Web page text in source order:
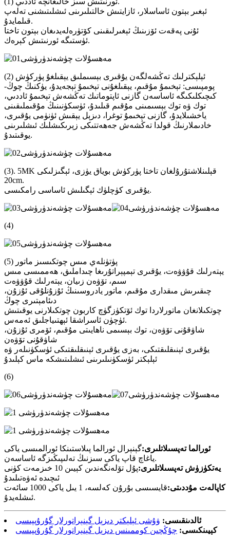
ئېغىر بېتون ئاساسلار، ئازايتىش خالتىلىرىنى ئىشلىتىشنى تەلەپ
قىلمايدۇ.
ئۇنى پەقەت ئۆزىنىڭ ئېغىرلىقىنى كۆتۈرەلەيدىغان بېتون تاختا
ئۈستىگە ئورنىتىش كېرەك.
(2) ئېلېكترلىك تەڭشەلگەن يۇقىرى بېسىملىق يېقىلغۇ پۈركۈش
پومپىسى: تېخىمۇ مۇقىم، يېقىلغۇنى تېخىمۇ تېجەيدۇ، يۈكنىڭ چوڭ-
كىچىكلىكىگە ئاساسەن گازنى ئاپتوماتىك تەڭشەش تېخىمۇ ئاددىي،
توك ۋە توك بېسىمىنى مۇقىم قىلىدۇ، ئۈسكۈنىنىڭ مۇقىملىقىنى
ياخشىلايدۇ، گازنى تېخىمۇ توغرا، دىزېل يېقىش ئۈنۈمى يۇقىرى،
خادىملارنىڭ قولدا تەڭشەش جەھەتتىكى زېرىكىشلىك ئىشلىرىنى
يوقىتىدۇ.
(3). 5MK قېلىنلاشتۇرۇلغان تاختا پۈركۈش بوياق يۈزى، ئېگىزلىكى
20cm.
يۇقىرى كۈچلۈك ئېگىلىش ئاساسى رامكىسى.
(4)
(5) پۈتۈنلەي مىس چوتكىسىز ماتور
يېتەرلىك قۇۋۋەت، يۇقىرى تېمپېراتۇرىغا چىداملىق، ھەممىسى مىس
سىم، تۆۋەن زىيان، يېتەرلىك قۇۋۋەت
چىقىرىش مىقدارى مۇقىم، ماتور يادروسىنىڭ ئۇزۇنلۇقى ئۇزۇن،
دىئامېتىرى چوڭ
چوتكىلانغان ماتورلاردا توك ئۆتكۈزگۈچ كاربون چوتكىلارنى يوقىتىش
ئۈچۈن ئاسراشقا ئېھتىياجلىق ئەمەس.
شاۋقۇنى تۆۋەن، توك بېسىمى ناھايىتى مۇقىم، ئۆمرى ئۇزۇن،
شاۋقۇنى تۆۋەن
يۇقىرى ئېنىقلىقتىكى، بەزى يۇقىرى ئېنىقلىقتىكى ئۈسكۈنىلەر ۋە
ئېلېكتر ئۈسكۈنىلىرىنى ئىشلىتىشكە ماس كېلىدۇ
(6)
ئورالما تەپسىلاتلىرى:گېنېرال ئورالما پىلاستىنكا ئورالمىسى ياكى
ياغاچ قاپ ياكى سىزنىڭ تەلىپىڭىزگە ئاساسەن.
يەتكۈزۈش تەپسىلاتلىرى:
پۇل تۆلەنگەندىن كېيىن 10 خىزمەت كۈنى
ئىچىدە ئەۋەتىلىدۇ
كاپالەت مۇددىتى:
قايسىسى بۇرۇن كەلسە، 1 يىل ياكى 1000 سائەت
ئىشلەيدۇ.
ئالدىنقىسى: ۋۇشى ئېلېكتر دىزېل گېنېراتورلار گۇرۇپپىسى
كېيىنكىسى: چۇڭچىن كوممىنس دىزېل گېنېراتورلار گۇرۇپپىسى